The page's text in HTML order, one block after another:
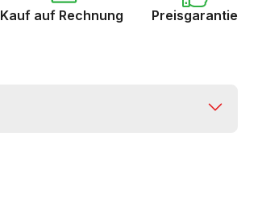
Kauf auf Rechnung Preisgarantie